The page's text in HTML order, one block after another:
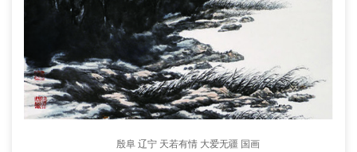
殷阜 辽宁 天若有情 大爱无疆 国画